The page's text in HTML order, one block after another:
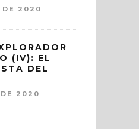
DE 2020
(IV): EL
DEL
2020